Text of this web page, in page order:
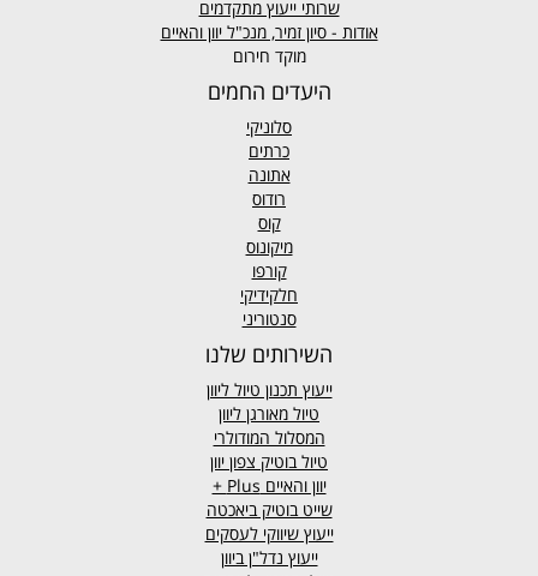
שרותי ייעוץ מתקדמים
אודות - סיון זמיר, מנכ"ל יוון והאיים
מוקד חירום
היעדים החמים
סלוניקי
כרתים
אתונה
רודוס
קוס
מיקונוס
קורפו
חלקידיקי
סנטוריני
השירותים שלנו
ייעוץ תכנון טיול ליוון
טיול מאורגן ליוון
המסלול המודולרי
טיול בוטיק צפון יוון
יוון והאיים Plus +
שייט בוטיק ביאכטה
ייעוץ שיווקי לעסקים
ייעוץ נדל"ן ביוון